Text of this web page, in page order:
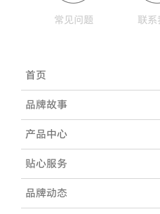
常见问题 联系
首页
品牌故事
产品中心
贴心服务
品牌动态